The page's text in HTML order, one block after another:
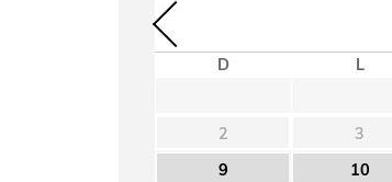
D L
2
3
9
10